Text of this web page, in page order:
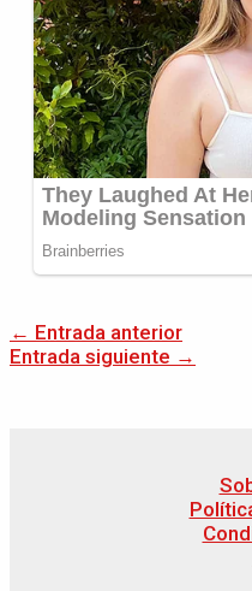
← Entrada anterior
Entrada siguiente →